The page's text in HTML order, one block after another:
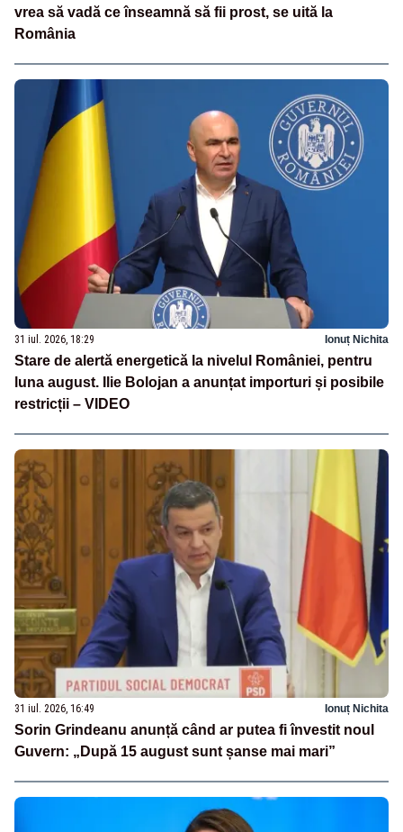
vrea să vadă ce înseamnă să fii prost, se uită la
România
31 iul. 2026, 18:29 Ionuț Nichita
Stare de alertă energetică la nivelul României, pentru
luna august. Ilie Bolojan a anunțat importuri și posibile
restricții – VIDEO
31 iul. 2026, 16:49 Ionuț Nichita
Sorin Grindeanu anunță când ar putea fi învestit noul
Guvern: „După 15 august sunt șanse mai mari”